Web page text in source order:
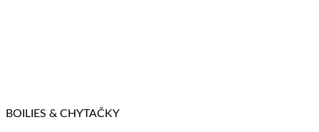
BOILIES & CHYTAČKY